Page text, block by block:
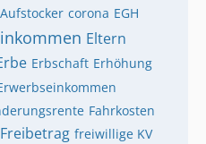
corona EGH
Eltern
Erbschaft Erhöhung
Fahrkosten
Freibetrag freiwillige KV